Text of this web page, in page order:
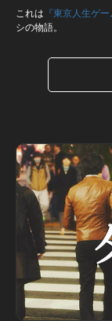
これは 『東京人生ゲー
シの物語。